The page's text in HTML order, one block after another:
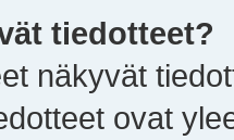
tiedotteet?
näkyvät
ovat